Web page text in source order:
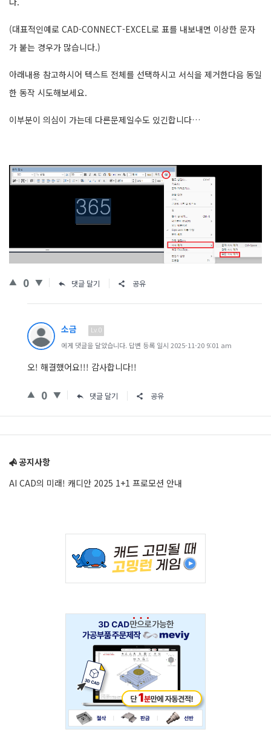
(대표적인예로 CAD-CONNECT-EXCEL로 표를 내보내면 이상한 문자
가 붙는 경우가 많습니다.)
아래내용 참고하시어 텍스트 전체를 선택하시고 서식을 제거한다음 동일
한 동작 시도해보세요.
이부분이 의심이 가는데 다른문제일수도 있긴합니다…
0 댓글 달기 공유
소금 Lv.0
에게 댓글을 달았습니다. 답변 등록 일시 2025-11-20 9:01 am
오! 해결했어요!!! 감사합니다!!
0 댓글 달기 공유
공지사항
AI CAD의 미래! 캐디안 2025 1+1 프로모션 안내